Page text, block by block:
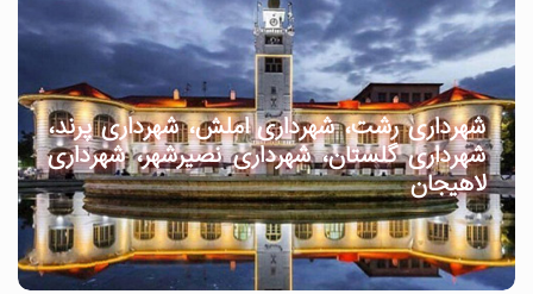
شهرداری رشت، شهرداری املش، شهرداری پرند،
شهرداری گلستان، شهرداری نصیرشهر، شهرداری
لاهیجان